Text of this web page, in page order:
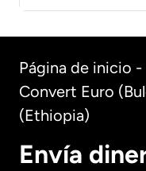
Página de inicio -
Convert Euro
(Ethiopia)
Envía